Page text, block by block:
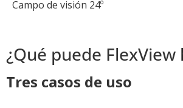
Campo de visión 24º
¿Qué puede
Tres casos de uso